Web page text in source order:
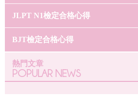
JLPT N1檢定合格心得
BJT檢定合格心得
熱門文章
POPULAR NEWS